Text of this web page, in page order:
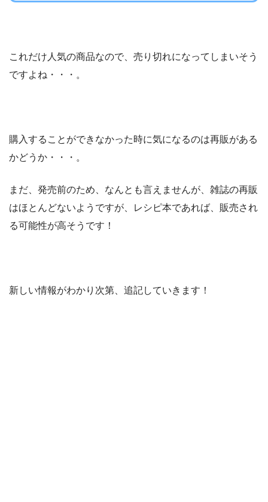
これだけ人気の商品なので、売り切れになってしまいそう
ですよね・・・。
購入することができなかった時に気になるのは再販がある
かどうか・・・。
まだ、発売前のため、なんとも言えませんが、雑誌の再販
はほとんどないようですが、レシピ本であれば、販売され
る可能性が高そうです！
新しい情報がわかり次第、追記していきます！